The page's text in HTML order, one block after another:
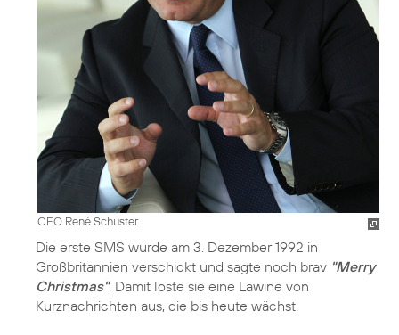
CEO René Schuster
Die erste SMS wurde am 3. Dezember 1992 in
Großbritannien verschickt und sagte noch brav "Merry
Christmas". Damit löste sie eine Lawine von
Kurznachrichten aus, die bis heute wächst.